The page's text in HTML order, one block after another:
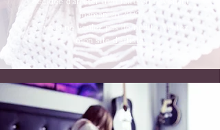
maman en 2020.
Si vous ne voulez pas de nudité, visitez
monsite d'artiste!